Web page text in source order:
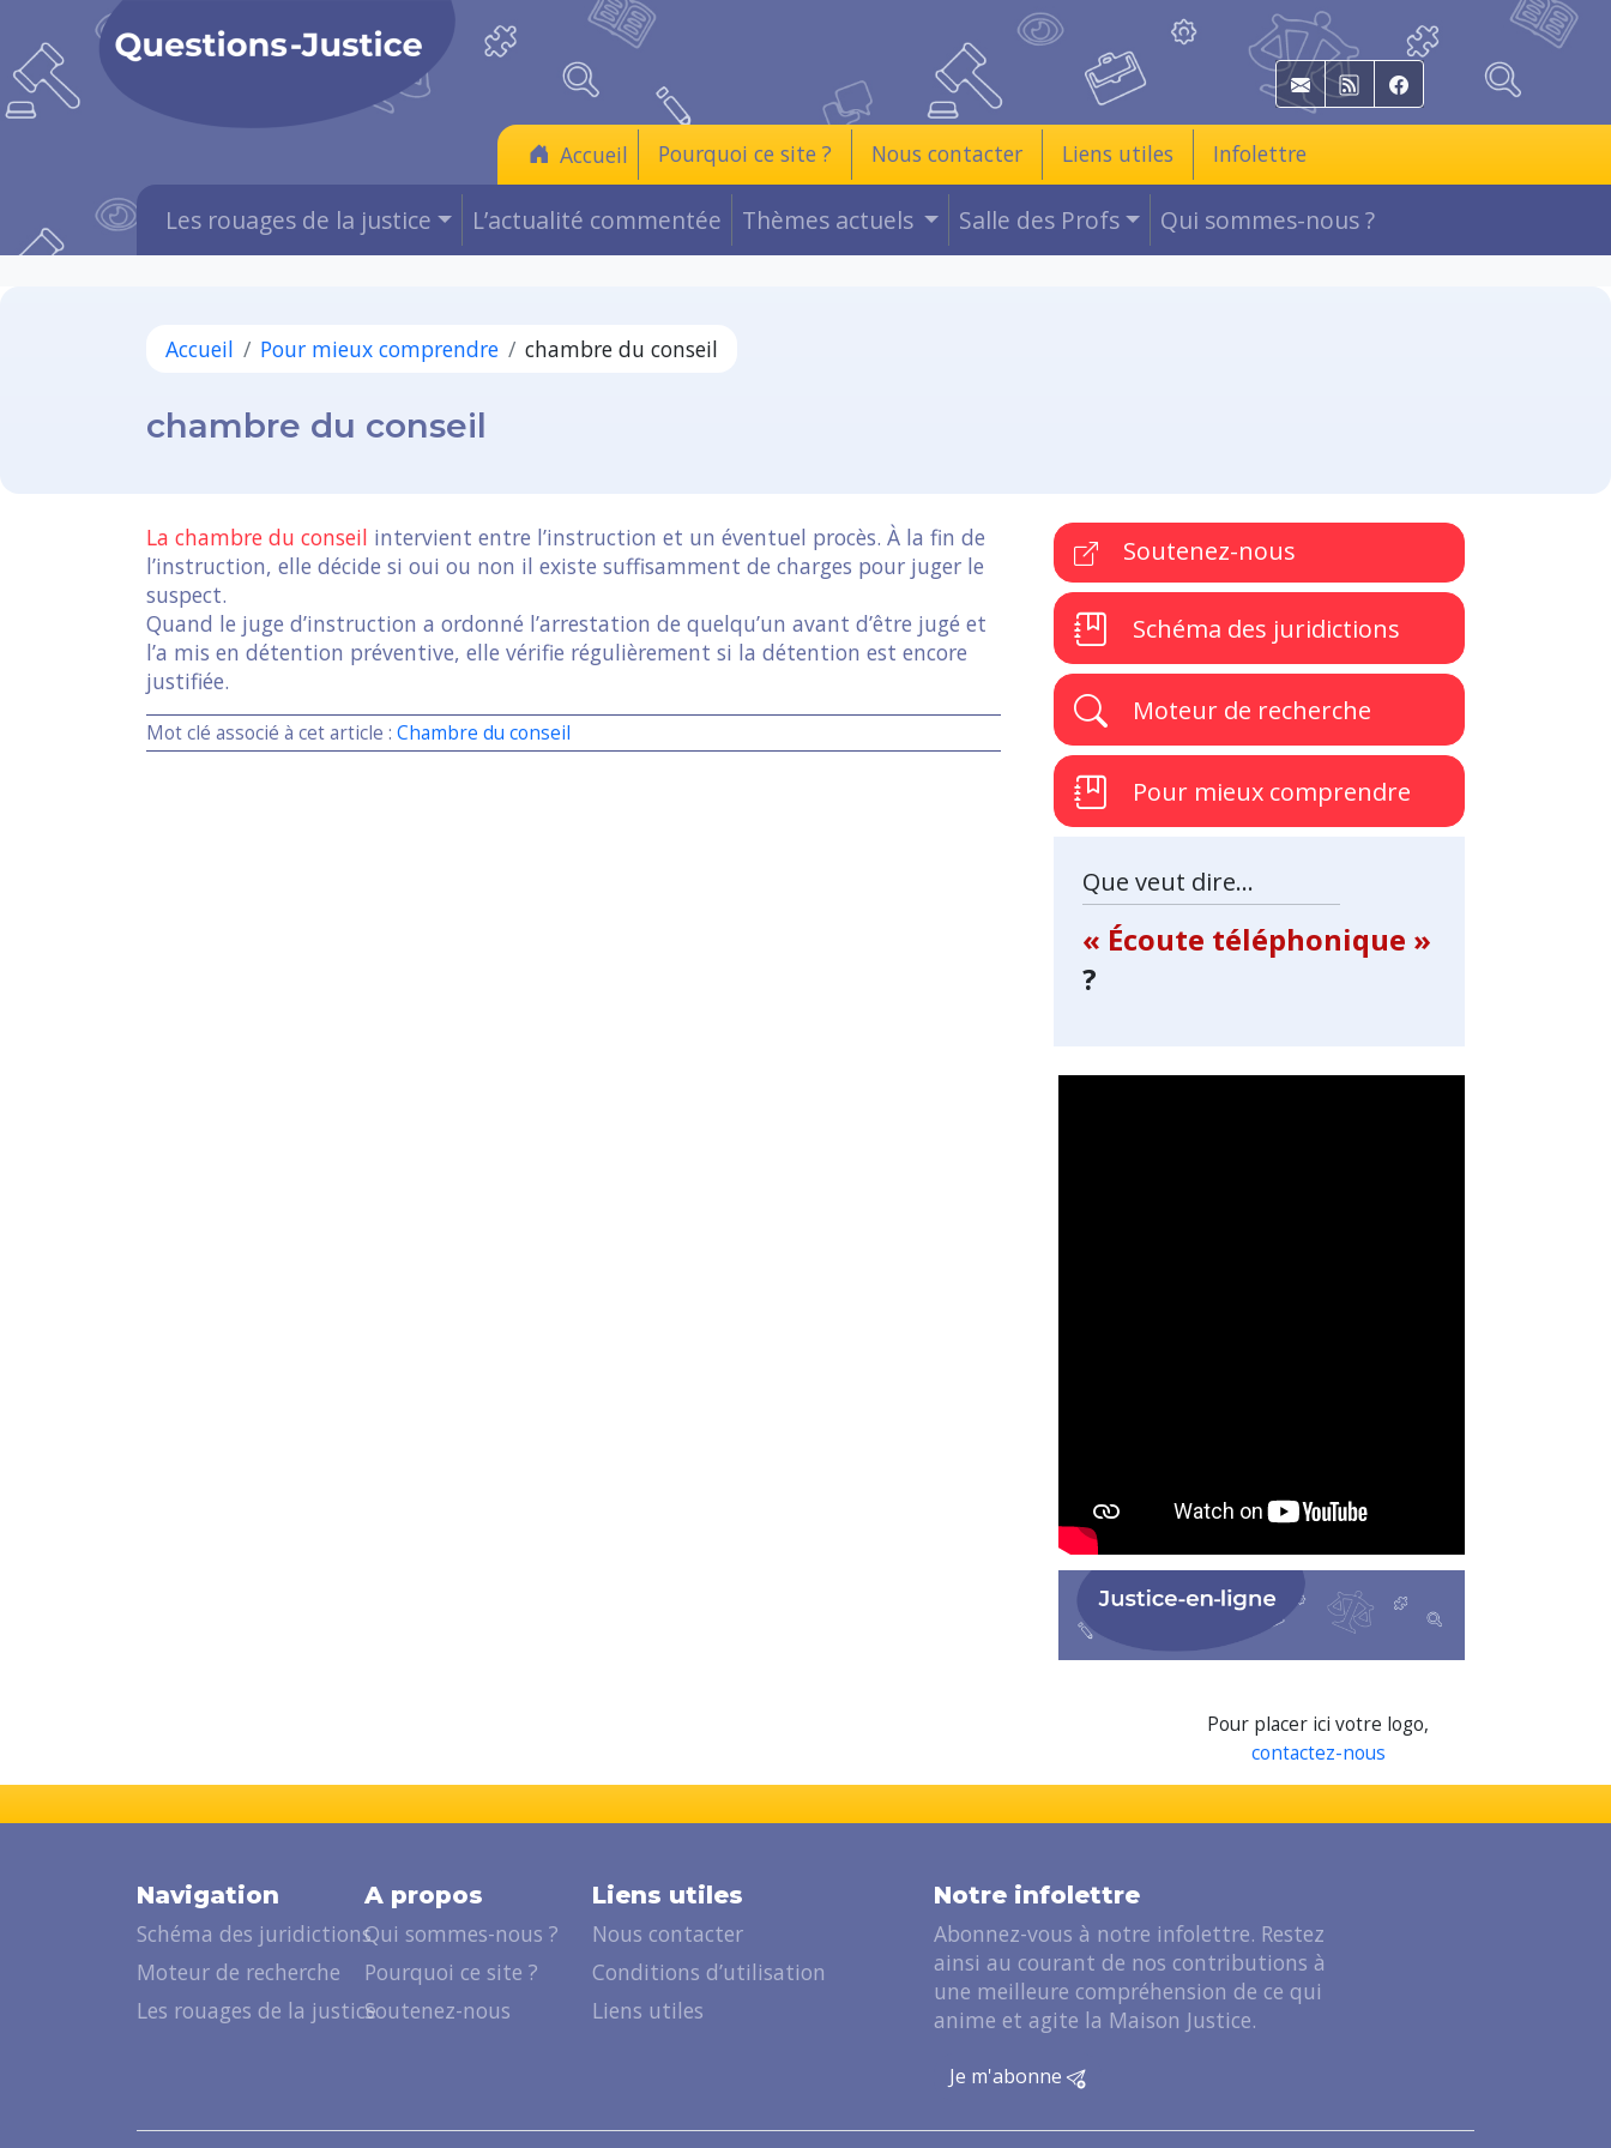
E-mail RSS Facebook
Accueil Pourquoi ce site ? Nous contacter Liens utiles Infolettre
Les rouages de la justice L’actualité commentée Thèmes actuels Salle des Profs Qui sommes-nous ?
Accueil Pour mieux comprendre chambre du conseil
chambre du conseil
La chambre du conseil intervient entre l’instruction et un éventuel procès. À la fin de
l’instruction, elle décide si oui ou non il existe suffisamment de charges pour juger le
suspect.
Quand le juge d’instruction a ordonné l’arrestation de quelqu’un avant d’être jugé et
l’a mis en détention préventive, elle vérifie régulièrement si la détention est encore
justifiée.
Mot clé associé à cet article : Chambre du conseil
Soutenez-nous
Schéma des juridictions
Moteur de recherche
Pour mieux comprendre
Que veut dire...
« Écoute téléphonique »
?
Pour placer ici votre logo,
contactez-nous
Navigation
Schéma des juridictions
Moteur de recherche
Les rouages de la justice
A propos
Qui sommes-nous ?
Pourquoi ce site ?
Soutenez-nous
Liens utiles
Nous contacter
Conditions d’utilisation
Liens utiles
Notre infolettre
Abonnez-vous à notre infolettre. Restez
ainsi au courant de nos contributions à
une meilleure compréhension de ce qui
anime et agite la Maison Justice.
Je m'abonne